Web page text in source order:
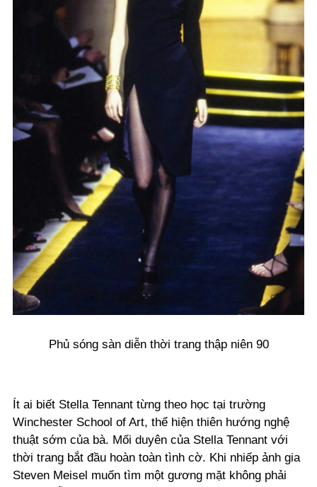
Phủ sóng sàn diễn thời trang thập niên 90
Ít ai biết Stella Tennant từng theo học tại trường
Winchester School of Art, thể hiện thiên hướng nghệ
thuật sớm của bà. Mối duyên của Stella Tennant với
thời trang bắt đầu hoàn toàn tình cờ. Khi nhiếp ảnh gia
Steven Meisel muốn tìm một gương mặt không phải